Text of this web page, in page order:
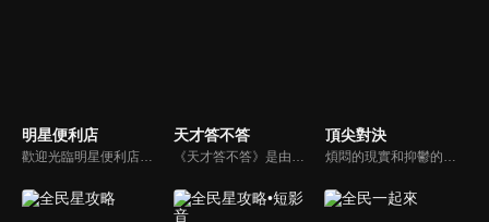
明星便利店
歡迎光臨明星便利店！你覺得便利店裡面有什麼？關東煮？茶葉蛋？還是讓你尖叫的大明星？一家擁有明星的便利店，到底有多稀奇，你會不會想要光臨呢？
天才答不答
《天才答不答》是由吳宗憲和吳怡霈共同主持的益智節目。節目設立高額的獎金來考驗藝人們真實的人性，同時將題目立體化，讓你身歷其境去冒險答題。更有哪些出乎意料的處罰，讓藝人羞愧的不想再答錯！一個最接近「人性」與「真實」的益智節目，現在就讓吳宗憲帶你輕鬆玩轉知識。
頂尖對決
煩悶的現實和抑鬱的社會，你需要的就是笑、大聲笑、開口笑，《頂尖對決》就要你笑到落ㄟ骸，最具綜藝實力的庹宗康，和喜感十足的納豆各自領軍對抗，藝人搞笑pk笑果十足，《頂尖對決》讓你忘掉一週煩惱！